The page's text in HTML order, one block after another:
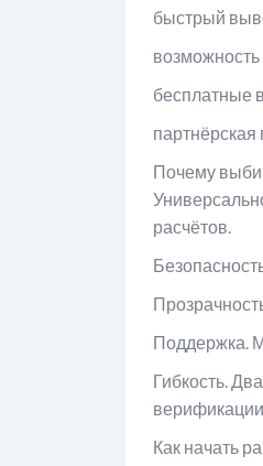
быстрый
бесплатные
партнёрская
Почему
расчётов.
Поддержка.
Гибкость.
Как начать